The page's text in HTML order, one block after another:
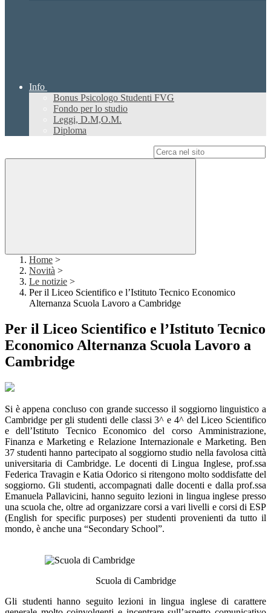
Info
Bonus Psicologo Studenti FVG
Fondo per lo studio
Leggi, D.M,O.M.
Diploma
Home >
Novità >
Le notizie >
Per il Liceo Scientifico e l’Istituto Tecnico Economico
Alternanza Scuola Lavoro a Cambridge
Per il Liceo Scientifico e l’Istituto Tecnico
Economico Alternanza Scuola Lavoro a
Cambridge
Si è appena concluso con grande successo il soggiorno linguistico a
Cambridge per gli studenti delle classi 3^ e 4^ del Liceo Scientifico
e dell’Istituto Tecnico Economico del corso Amministrazione,
Finanza e Marketing e Relazione Internazionale e Marketing. Ben
37 studenti hanno partecipato al soggiorno studio nella favolosa città
universitaria di Cambridge. Le docenti di Lingua Inglese, prof.ssa
Federica Travagin e Katia Odorico si ritengono molto soddisfatte del
soggiorno. Gli studenti, accompagnati dalle docenti e dalla prof.ssa
Emanuela Pallavicini, hanno seguito lezioni in lingua inglese presso
una scuola che, oltre ad organizzare corsi a vari livelli e corsi di ESP
(English for specific purposes) per studenti provenienti da tutto il
mondo, è anche una “Secondary School”.
Scuola di Cambridge
Gli studenti hanno seguito lezioni in lingua inglese di carattere